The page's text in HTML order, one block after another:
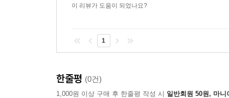
이 리뷰가 도움이 되었나요?
1
한줄평 (0건)
1,000원 이상 구매 후 한줄평 작성 시 일반회원 50원, 마니